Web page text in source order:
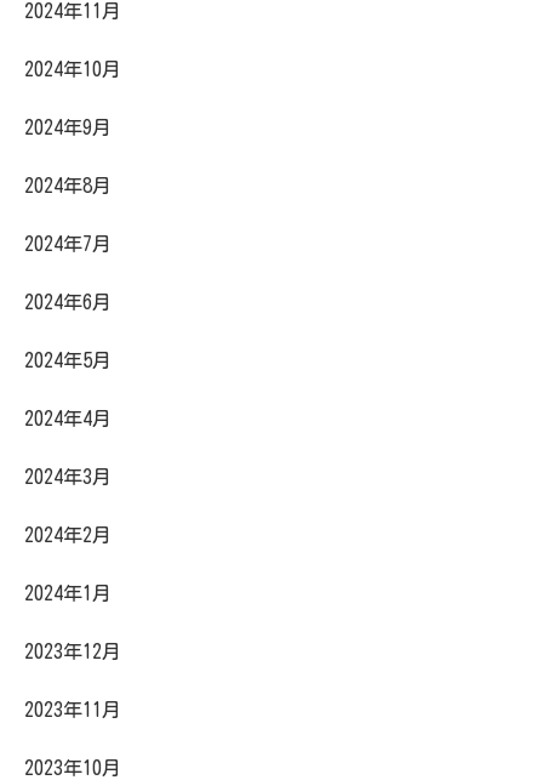
2024年11月
2024年10月
2024年9月
2024年8月
2024年7月
2024年6月
2024年5月
2024年4月
2024年3月
2024年2月
2024年1月
2023年12月
2023年11月
2023年10月